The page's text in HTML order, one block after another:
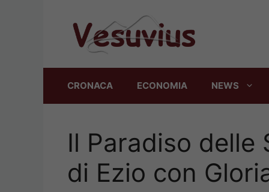
CRONACA ECONOMIA NEWS
Il Paradiso delle
di Ezio con